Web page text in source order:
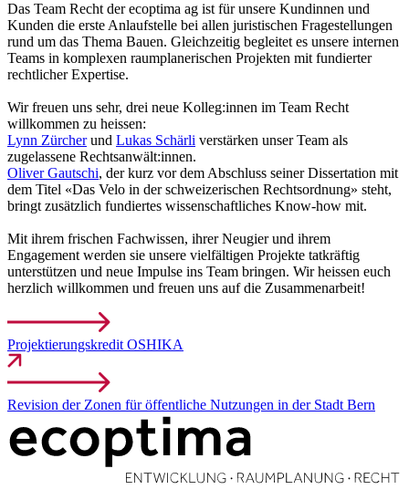
Das Team Recht der ecoptima ag ist für unsere Kundinnen und
Kunden die erste Anlaufstelle bei allen juristischen Fragestellungen
rund um das Thema Bauen. Gleichzeitig begleitet es unsere internen
Teams in komplexen raumplanerischen Projekten mit fundierter
rechtlicher Expertise.
Wir freuen uns sehr, drei neue Kolleg:innen im Team Recht
willkommen zu heissen:
Lynn Zürcherund Lukas Schärli verstärken unser Team als
zugelassene Rechtsanwält:innen.
Oliver Gautschi, der kurz vor dem Abschluss seiner Dissertation mit
dem Titel «Das Velo in der schweizerischen Rechtsordnung» steht,
bringt zusätzlich fundiertes wissenschaftliches Know-how mit.
Mit ihrem frischen Fachwissen, ihrer Neugier und ihrem
Engagement werden sie unsere vielfältigen Projekte tatkräftig
unterstützen und neue Impulse ins Team bringen. Wir heissen euch
herzlich willkommen und freuen uns auf die Zusammenarbeit!
Projektierungskredit OSHIKA
Revision der Zonen für öffentliche Nutzungen in der Stadt Bern